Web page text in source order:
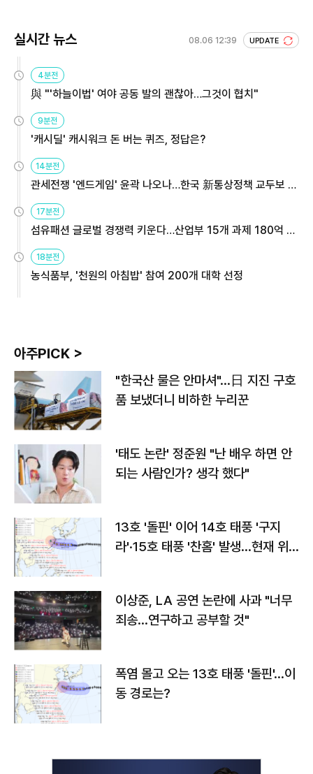
실시간 뉴스 08.06 12:39 UPDATE
4분전
與 "'하늘이법' 여야 공동 발의 괜찮아…그것이 협치"
9분전
'캐시딜' 캐시워크 돈 버는 퀴즈, 정답은?
14분전
관세전쟁 '엔드게임' 윤곽 나오나…한국 新통상정책 교두보 활
17분전
섬유패션 글로벌 경쟁력 키운다…산업부 15개 과제 180억 지
18분전
농식품부, '천원의 아침밥' 참여 200개 대학 선정
아주PICK >
"한국산 물은 안마셔"…日 지진 구호
품 보냈더니 비하한 누리꾼
'태도 논란' 정준원 "난 배우 하면 안
되는 사람인가? 생각 했다"
13호 '돌핀' 이어 14호 태풍 '구지
라'·15호 태풍 '찬홈' 발생…현재 위
이상준, LA 공연 논란에 사과 "너무
죄송…연구하고 공부할 것"
폭염 몰고 오는 13호 태풍 '돌핀'…이
동 경로는?